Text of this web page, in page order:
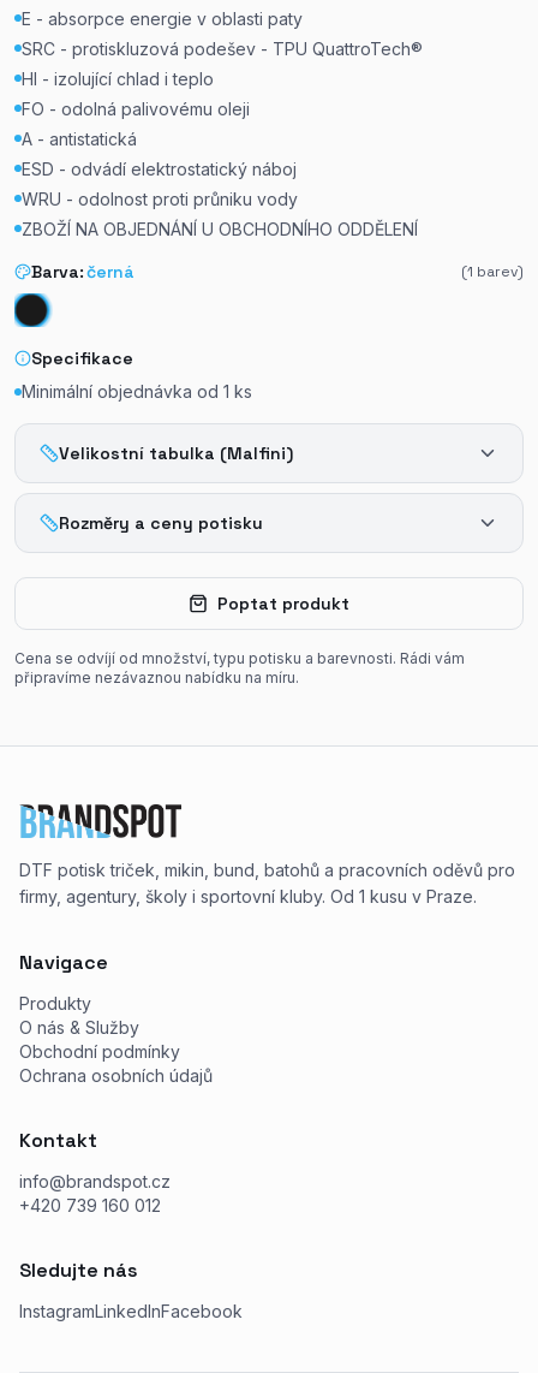
E - absorpce energie v oblasti paty
SRC - protiskluzová podešev - TPU QuattroTech®
HI - izolující chlad i teplo
FO - odolná palivovému oleji
A - antistatická
ESD - odvádí elektrostatický náboj
WRU - odolnost proti průniku vody
ZBOŽÍ NA OBJEDNÁNÍ U OBCHODNÍHO ODDĚLENÍ
Barva:černá (1 barev)
Specifikace
Minimální objednávka od 1 ks
Velikostní tabulka (Malfini)
Rozměry a ceny potisku
Poptat produkt
Cena se odvíjí od množství, typu potisku a barevnosti. Rádi vám
připravíme nezávaznou nabídku na míru.
DTF potisk triček, mikin, bund, batohů a pracovních oděvů pro
firmy, agentury, školy i sportovní kluby. Od 1 kusu v Praze.
Navigace
Produkty
O nás & Služby
Obchodní podmínky
Ochrana osobních údajů
Kontakt
info@brandspot.cz
+420 739 160 012
Sledujte nás
InstagramLinkedInFacebook